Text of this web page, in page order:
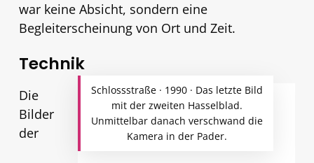
war keine Absicht, sondern eine
Begleiterscheinung von Ort und Zeit.
Technik
Schlossstraße · 1990 · Das letzte Bild
mit der zweiten Hasselblad.
Unmittelbar danach verschwand die
Kamera in der Pader.
Die
Bilder
der